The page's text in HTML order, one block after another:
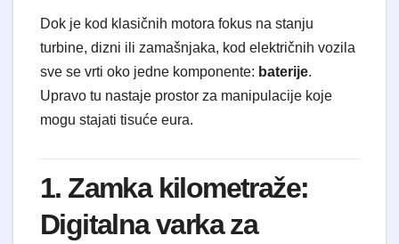
Dok je kod klasičnih motora fokus na stanju
turbine, dizni ili zamašnjaka, kod električnih vozila
sve se vrti oko jedne komponente: baterije.
Upravo tu nastaje prostor za manipulacije koje
mogu stajati tisuće eura.
1. Zamka kilometraže:
Digitalna varka za